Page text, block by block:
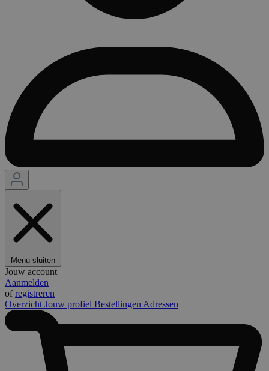
Menu sluiten
Jouw account
Aanmelden
ofregistreren
Overzicht Jouw profiel Bestellingen Adressen